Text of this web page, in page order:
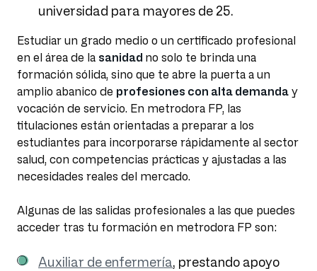
universidad para mayores de 25.
Estudiar un grado medio o un certificado profesional
en el área de la sanidad no solo te brinda una
formación sólida, sino que te abre la puerta a un
amplio abanico de profesiones con alta demanda y
vocación de servicio. En metrodora FP, las
titulaciones están orientadas a preparar a los
estudiantes para incorporarse rápidamente al sector
salud, con competencias prácticas y ajustadas a las
necesidades reales del mercado.
Algunas de las salidas profesionales a las que puedes
acceder tras tu formación en metrodora FP son:
Auxiliar de enfermería, prestando apoyo